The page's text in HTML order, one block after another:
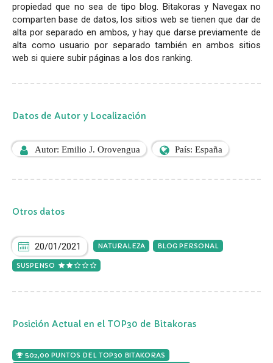
propiedad que no sea de tipo blog. Bitakoras y Navegax no
comparten base de datos, los sitios web se tienen que dar de
alta por separado en ambos, y hay que darse previamente de
alta como usuario por separado también en ambos sitios
web si quiere subir páginas a los dos ranking.
Datos de Autor y Localización
Autor: Emilio J. Orovengua País: España
Otros datos
20/01/2021 NATURALEZA BLOG PERSONAL
SUSPENSO
Posición Actual en el TOP30 de Bitakoras
502,00 PUNTOS DEL TOP30 BITAKORAS